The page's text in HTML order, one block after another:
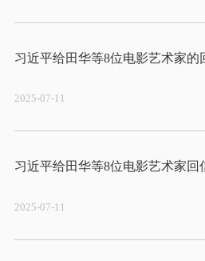
2025-07-11
2025-07-11